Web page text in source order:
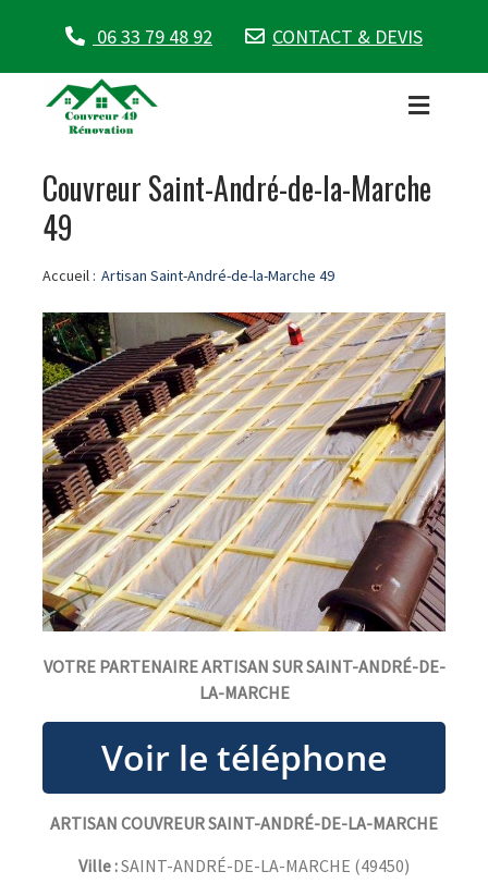
06 33 79 48 92 CONTACT & DEVIS
Couvreur Saint-André-de-la-Marche
49
Accueil : Artisan Saint-André-de-la-Marche 49
VOTRE PARTENAIRE ARTISAN SUR SAINT-ANDRÉ-DE-
LA-MARCHE
ARTISAN COUVREUR SAINT-ANDRÉ-DE-LA-MARCHE
Ville :SAINT-ANDRÉ-DE-LA-MARCHE (49450)